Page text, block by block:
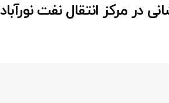
در مرکز انتقال نفت نورآباد